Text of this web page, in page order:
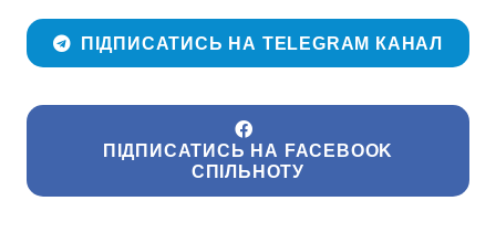
ПІДПИСАТИСЬ НА TELEGRAM КАНАЛ
ПІДПИСАТИСЬ НА FACEBOOK
СПІЛЬНОТУ